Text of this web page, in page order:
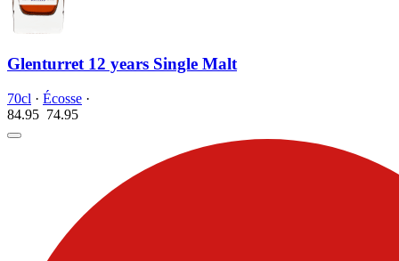
Glenturret 12 years Single Malt
70cl · Écosse ·
84.95 74.95